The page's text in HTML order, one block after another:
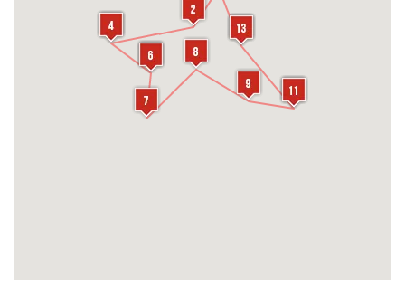
levendige plek om de lokale bevolking bezig te